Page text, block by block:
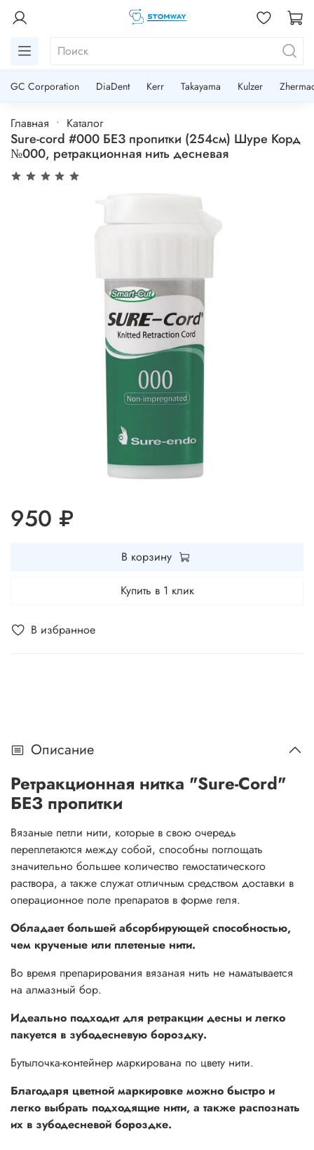
GC Corporation DiaDent Kerr Takayama Kulzer
Главная Каталог
Sure-cord #000 БЕЗ пропитки (254см) Шуре Корд
№000, ретракционная нить десневая
В избранное
950 ₽
В корзину
Купить в 1 клик
Описание
Ретракционная нитка "Sure-Cord"
БЕЗ пропитки
Вязаные петли нити, которые в свою очередь
переплетаются между собой, способны поглощать
значительно большее количество гемостатического
раствора, а также служат отличным средством доставки в
операционное поле препаратов в форме геля.
Обладает большей абсорбирующей способностью,
чем крученые или плетеные нити.
Во время препарирования вязаная нить не наматывается
на алмазный бор.
Идеально подходит для ретракции десны и легко
пакуется в зубодесневую бороздку.
Бутылочка-контейнер маркирована по цвету нити.
Благодаря цветной маркировке можно быстро и
легко выбрать подходящие нити, а также распознать
их в зубодесневой бороздке.